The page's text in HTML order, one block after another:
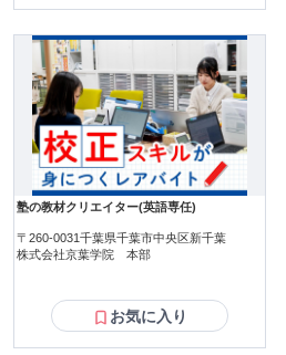
塾の教材クリエイター(英語専任)
〒260-0031千葉県千葉市中央区新千葉
株式会社京葉学院 本部
お気に入り